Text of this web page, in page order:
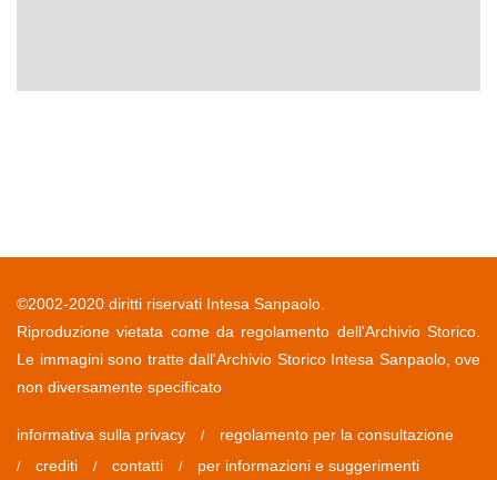
©2002-2020 diritti riservati Intesa Sanpaolo.
Riproduzione vietata come da regolamento dell'Archivio Storico.
Le immagini sono tratte dall'Archivio Storico Intesa Sanpaolo, ove
non diversamente specificato
informativa sulla privacy / regolamento per la consultazione
/ crediti / contatti / per informazioni e suggerimenti